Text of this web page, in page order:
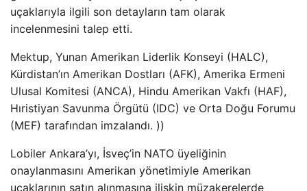
uçaklarıyla ilgili son detayların tam olarak
incelenmesini talep etti.
Mektup, Yunan Amerikan Liderlik Konseyi (HALC),
Kürdistan’ın Amerikan Dostları (AFK), Amerika Ermeni
Ulusal Komitesi (ANCA), Hindu Amerikan Vakfı (HAF),
Hıristiyan Savunma Örgütü (IDC) ve Orta Doğu Forumu
(MEF) tarafından imzalandı. ))
Lobiler Ankara’yı, İsveç’in NATO üyeliğinin
onaylanmasını Amerikan yönetimiyle Amerikan
uçaklarının satın alınmasına ilişkin müzakerelerde